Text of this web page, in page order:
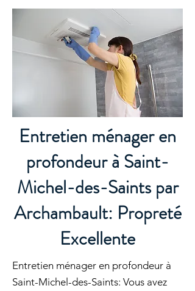
Entretien ménager en
profondeur à Saint-
Michel-des-Saints par
Archambault: Propreté
Excellente
Entretien ménager en profondeur à
Saint-Michel-des-Saints: Vous avez